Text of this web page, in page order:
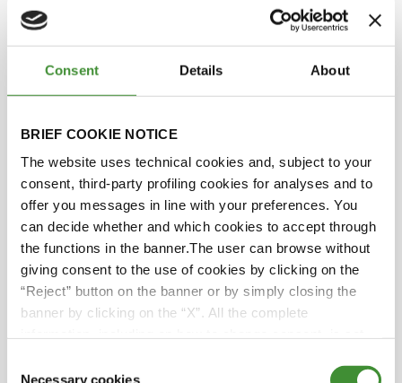
Consent Details About
BRIEF COOKIE NOTICE
The website uses technical cookies and, subject to your
consent, third-party profiling cookies for analyses and to
offer you messages in line with your preferences. You
can decide whether and which cookies to accept through
the functions in the banner.The user can browse without
giving consent to the use of cookies by clicking on the
“Reject” button on the banner or by simply closing the
banner by clicking on the “X”. All the complete
Necessary cookies
Jake Cleave
Alfie Johns
Вы знали?
Водители самосвалов полагаются на самые
надежные шины, чтобы предотвратить
несчастные случаи и обеспечить безопасную
перевозку грузов.
Самосвалы могут перевозить колоссальные
весу 300 автомобилей.